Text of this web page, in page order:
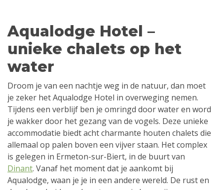
Aqualodge Hotel –
unieke chalets op het
water
Droom je van een nachtje weg in de natuur, dan moet
je zeker het Aqualodge Hotel in overweging nemen.
Tijdens een verblijf ben je omringd door water en word
je wakker door het gezang van de vogels. Deze unieke
accommodatie biedt acht charmante houten chalets die
allemaal op palen boven een vijver staan. Het complex
is gelegen in Ermeton-sur-Biert, in de buurt van
Dinant. Vanaf het moment dat je aankomt bij
Aqualodge, waan je je in een andere wereld. De rust en